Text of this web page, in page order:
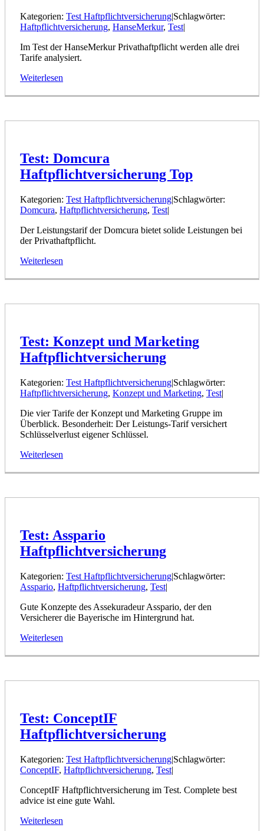
Kategorien: Test Haftpflichtversicherung Schlagwörter:
Haftpflichtversicherung, HanseMerkur, Test|
Im Test der HanseMerkur Privathaftpflicht werden alle drei
Tarife analysiert.
Weiterlesen
Test: Domcura
Haftpflichtversicherung Top
Kategorien: Test Haftpflichtversicherung|Schlagwörter:
Domcura, Haftpflichtversicherung, Test|
Der Leistungstarif der Domcura bietet solide Leistungen bei
der Privathaftpflicht.
Weiterlesen
Test: Konzept und Marketing
Haftpflichtversicherung
Kategorien: Test Haftpflichtversicherung|Schlagwörter:
Haftpflichtversicherung, Konzept und Marketing, Test|
Die vier Tarife der Konzept und Marketing Gruppe im
Überblick. Besonderheit: Der Leistungs-Tarif versichert
Schlüsselverlust eigener Schlüssel.
Weiterlesen
Test: Asspario
Haftpflichtversicherung
Kategorien: Test Haftpflichtversicherung|Schlagwörter:
Asspario, Haftpflichtversicherung, Test|
Gute Konzepte des Assekuradeur Asspario, der den
Versicherer die Bayerische im Hintergrund hat.
Weiterlesen
Test: ConceptIF
Haftpflichtversicherung
Kategorien: Test Haftpflichtversicherung|Schlagwörter:
ConceptIF, Haftpflichtversicherung, Test|
ConceptIF Haftpflichtversicherung im Test. Complete best
advice ist eine gute Wahl.
Weiterlesen